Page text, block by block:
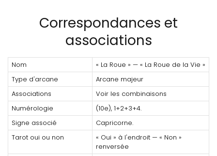
Correspondances et
associations
Nom
« La Roue » — « La Roue de la Vie »
Type d'arcane
Arcane majeur
Associations
Voir les combinaisons
Numérologie
(10e), 1+2+3+4.
Signe associé
Capricorne.
Tarot oui ou non
« Oui » à l'endroit — « Non »
renversée